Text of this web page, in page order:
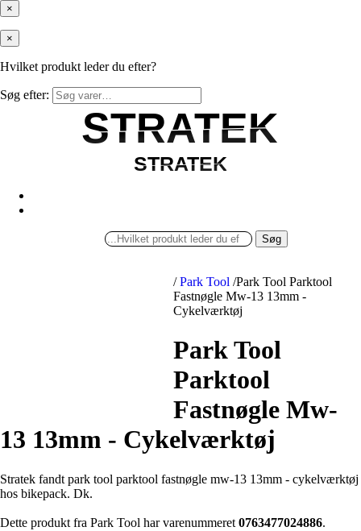
×
×
Hvilket produkt leder du efter?
Søg efter:
STRATEK
STRATEK
STRATEK
STRATEK
Søg
/ Park Tool /Park Tool Parktool
Fastnøgle Mw-13 13mm -
Cykelværktøj
Park Tool
Parktool
Fastnøgle Mw-
13 13mm - Cykelværktøj
Stratek fandt park tool parktool fastnøgle mw-13 13mm - cykelværktøj
hos bikepack. Dk.
Dette produkt fra Park Tool har varenummeret 0763477024886.